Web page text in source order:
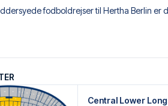
fodboldrejser til Hertha Berlin er
udvalgte hotel til enhver smag og
din billettype, kan du se i hvilken
være loungeadgang og/eller mad og
og på dine rejsedokumenter.
Central Lower